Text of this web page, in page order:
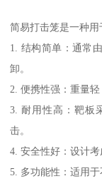
简易打击笼是一种用
1. 结构简单：通常
卸。
2. 便携性强：重量
3. 耐用性高：靶板
击。
4. 安全性好：设计
5. 多功能性：适用